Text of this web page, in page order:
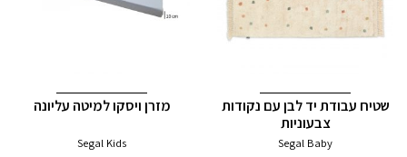
שטיח עבודת יד לבן עם נקודות
צבעוניות
Segal Baby
מזרן ויסקו למיטה עליונה
Segal Kids